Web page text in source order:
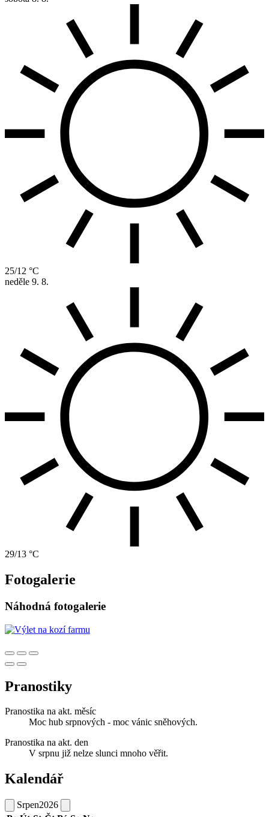
25/12 °C
neděle 9. 8.
29/13 °C
Fotogalerie
Náhodná fotogalerie
Pranostiky
Pranostika na akt. měsíc
Moc hub srpnových - moc vánic sněhových.
Pranostika na akt. den
V srpnu již nelze slunci mnoho věřit.
Kalendář
Srpen2026